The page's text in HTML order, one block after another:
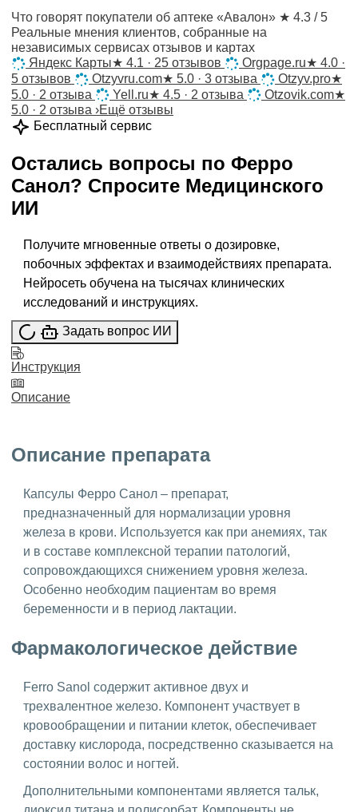
Что говорят покупатели об аптеке «Авалон» ★ 4.3 / 5
Реальные мнения клиентов, собранные на
независимых сервисах отзывов и картах
Яндекс Карты★ 4.1 · 25 отзывов Orgpage.ru★ 4.0 ·
5 отзывов
Otzyvru.com★ 5.0 · 3 отзыва Otzyv.pro★
5.0 · 2 отзыва
Yell.ru★ 4.5 · 2 отзыва Otzovik.com★
5.0 · 2 отзыва ›Ещё отзывы
Бесплатный сервис
Остались вопросы по Ферро
Санол? Спросите Медицинского
ИИ
Получите мгновенные ответы о дозировке,
побочных эффектах и взаимодействиях препарата.
Нейросеть обучена на тысячах клинических
исследований и инструкциях.
Задать вопрос ИИ
Инструкция
Описание
Описание препарата
Капсулы Ферро Санол – препарат,
предназначенный для нормализации уровня
железа в крови. Используется как при анемиях, так
и в составе комплексной терапии патологий,
сопровождающихся снижением уровня железа.
Особенно необходим пациентам во время
беременности и в период лактации.
Фармакологическое действие
Ferro Sanol содержит активное двух и
трехвалентное железо. Компонент участвует в
кровообращении и питании клеток, обеспечивает
доставку кислорода, посредственно сказывается на
состоянии волос и ногтей.
Дополнительными компонентами является тальк,